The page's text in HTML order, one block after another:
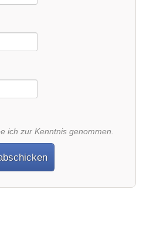
ich zur Kenntnis genommen.